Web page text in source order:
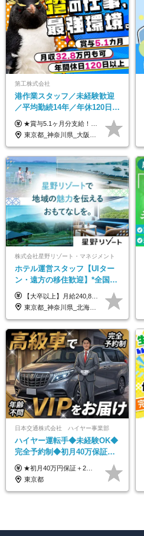
第工株式会社
港作業スタッフ／未経験歓迎
／平均勤続14年／年休120日以
上／食事手当・家族手当あり
／賞与5.1ヶ月分
★賞与5.1ヶ月分支給！ ★入社3年目・30代で年収730万円の先輩も活躍中！ ★入社1年目・20代で月収29万円の実績あり 月給：22.5万円～30.5万円＋各種手当＋賞与年2回＋残業代全額支給 ※経験・能力などを考慮のうえ決定します ※上記月給には食事手当(5000円／月）を含みます ※残業代は分単位で100％支給いたします ※試用期間3ヶ月。その間の給与・待遇に差異はありません 【月収例】 ◆33.5万円／31歳 入社7か月 ◆38.5万円／32歳 入社1年目 ◆48.4万円／44歳 入社12年目 ※経験・能力などを考慮のうえ決定 ※月収・給与例には休日手当も含みます 【手当詳細】 ◆交通費規定支給（上限3万5000円／月） ◆時間外手当全額支給 ◆休日出勤手当 ◆港湾住宅あり（1R・2万円台～） ◆資格取得支援制度：全額負担 ◆地域手当：関東地区1万円／月
東京都_神奈川県_大阪府_愛知県_兵庫県
株式会社星野リゾート・マネジメント
ホテル運営スタッフ【UIター
ン・遠方の移住歓迎】*全国募
集*週休3日/年休161日可*未経
験OK*新規開業あり
【大卒以上】月給240,800円以上+賞与2回+各種手当 【短大・専門学校卒】月給204,400円以上+賞与2回+各種手当 【上記以外】月給187,000円以上+賞与2回+各種手当 ※経験、資格、能力等を考慮の上、決定いたします ※残業代全額支給 ※試用期間3ヶ月（条件変更なし）
東京都_神奈川県_北海道_青森県_山形県_福島県_栃木県_群馬県_山梨県_長野県_石川県_静岡県_岐阜県_京都府_広島県_島根県_山口県_高知県_長崎県_大分県_鹿児島県_沖縄県
日本交通株式会社 ハイヤー事業部
ハイヤー運転手◆未経験OK◆
完全予約制◆初月40万保証◆
平均年収600万◆約4ヶ月研修
あり◆運転は1日4hほど
★初月40万円保証＋2～6ヶ月目35万円保証 ★平均年収600万円 月給236,000円（一律手当含む）＋運転手当（運転した時間に応じて支給）＋残業代＋賞与年2回 ※基礎研修期間（10日間）は日給1万円を支給します ※試用期間中（3ヶ月）の給与・待遇に差異はありません ※残業代は全額支給します
東京都